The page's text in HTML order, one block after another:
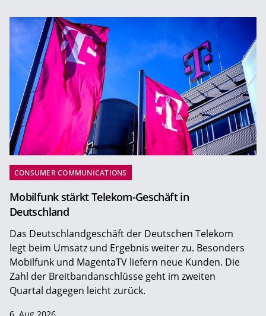
CONSUMER COMMUNICATIONS
Mobilfunk stärkt Telekom-Geschäft in
Deutschland
Das Deutschlandgeschäft der Deutschen Telekom
legt beim Umsatz und Ergebnis weiter zu. Besonders
Mobilfunk und MagentaTV liefern neue Kunden. Die
Zahl der Breitbandanschlüsse geht im zweiten
Quartal dagegen leicht zurück.
6. Aug 2026